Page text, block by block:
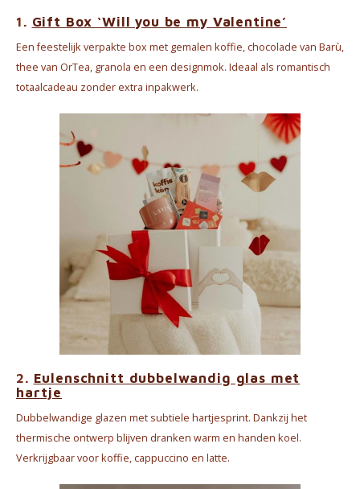
1. Gift Box ‘Will you be my Valentine’
Een feestelijk verpakte box met gemalen koffie, chocolade van Barù,
thee van OrTea, granola en een designmok. Ideaal als romantisch
totaalcadeau zonder extra inpakwerk.
2. Eulenschnitt dubbelwandig glas met
hartje
Dubbelwandige glazen met subtiele hartjesprint. Dankzij het
thermische ontwerp blijven dranken warm en handen koel.
Verkrijgbaar voor koffie, cappuccino en latte.